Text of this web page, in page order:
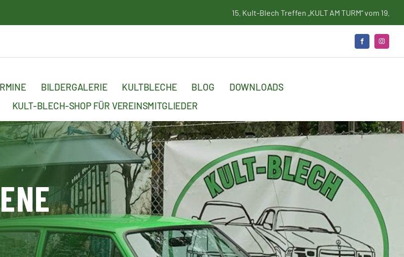
15. Kult-Blech Treffen „KULT AM TURM“ vom 19. bis 21. Juni 2026
BILDERGALERIE KULTBLECHE BLOG
DOWNLOADS
KULT-BLECH-SHOP FÜR VEREINSMITGLIEDER